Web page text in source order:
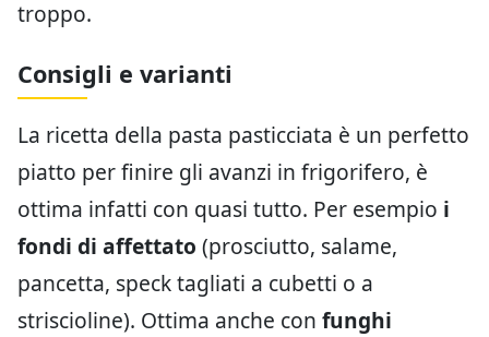
troppo.
Consigli e varianti
La ricetta della pasta pasticciata è un perfetto
piatto per finire gli avanzi in frigorifero, è
ottima infatti con quasi tutto. Per esempio i
fondi di affettato (prosciutto, salame,
pancetta, speck tagliati a cubetti o a
striscioline). Ottima anche con funghi